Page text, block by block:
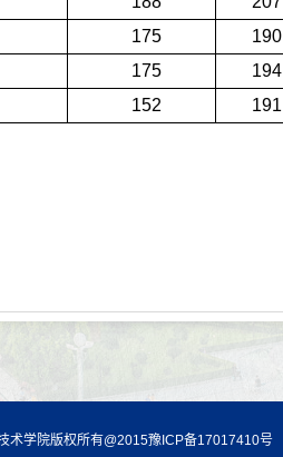
175
190
175
194
152 191
学院版权所有@2015豫ICP备17017410号